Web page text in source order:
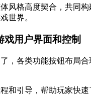
风格高度契合，共同
世界。
戏用户界面和控制
，各类功能按钮布局
和引导，帮助玩家快